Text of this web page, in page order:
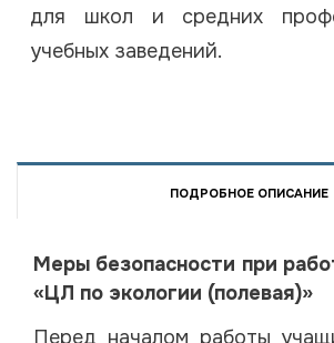
для школ и средних
учебных заведений.
ПОДРОБНОЕ ОПИСАНИЕ
Меры безопасности при
«ЦЛ по экологии (полевая)»
Перед началом работы